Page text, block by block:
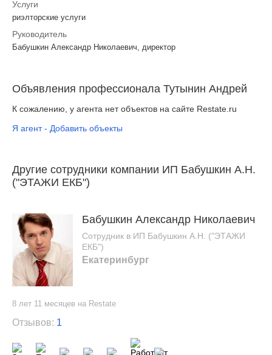
Услуги
риэлторские услуги
Руководитель
Бабушкин Александр Николаевич, директор
Объявления профессионала Тутынин Андрей
К сожалению, у агента нет объектов на сайте Restate.ru
Я агент - Добавить объекты
Другие сотрудники компании ИП Бабушкин А.Н.
("ЭТАЖИ ЕКБ")
Бабушкин Александр Николаевич
Сотрудник в ИП Бабушкин А.Н. ("ЭТАЖИ
ЕКБ")
Екатеринбург
8 лет 11 месяцев на Restate
Отзывов: 1